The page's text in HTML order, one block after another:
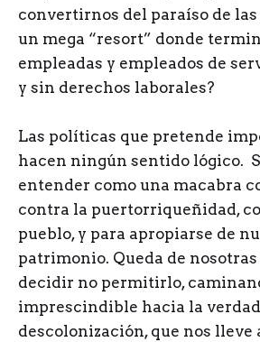
convertirnos del paraíso de
un mega “resort” donde
empleadas y empleados de
y sin derechos laborales?
Las políticas que pretende
hacen ningún sentido lógico.
entender como una macabra
contra la puertorriqueñidad,
pueblo, y para apropiarse de
patrimonio. Queda de
decidir no permitirlo,
imprescindible hacia la
descolonización, que nos lleve